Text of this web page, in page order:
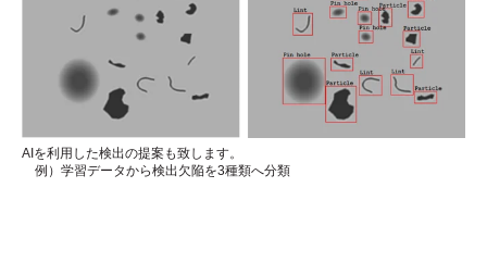
AIを利用した検出の提案も致します。
例）学習データから検出欠陥を3種類へ分類